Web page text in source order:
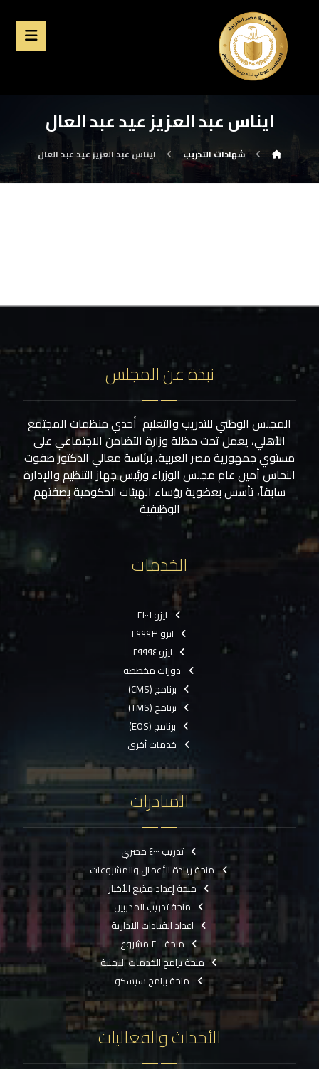
ايناس عبد العزيز عيد عبد العال
شهادات التدريب ايناس عبد العزيز عيد عبد العال
نبذة عن المجلس
المجلس الوطني للتدريب والتعليم أحدي منظمات المجتمع
الأهلي، يعمل تحت مظلة وزارة التضامن الاجتماعي على
مستوي جمهورية مصر العربية، برئاسة معالي الدكتور صفوت
النحاس أمين عام مجلس الوزراء ورئيس جهاز التنظيم والإدارة
سابقاً، تأسس بعضوية رؤساء الهيئات الحكومية بصفتهم
الوظيفية
الخدمات
ايزو ٢١٠٠١
ايزو ٢٩٩٩٣
ايزو ٢٩٩٩٤
دورات مخططة
برنامج (CMS)
برنامج (TMS)
برنامج (EOS)
خدمات أخرى
المبادرات
تدريب ٤٠٠٠ مصري
منحة ريادة الأعمال والمشروعات
منحة إعداد مذيع الأخبار
منحة تدريب المدربين
اعداد القيادات الادارية
منحة ٢٠٠٠ مشروع
منحة برامج الخدمات الامنية
منحة برامج سيسكو
الأحداث والفعاليات